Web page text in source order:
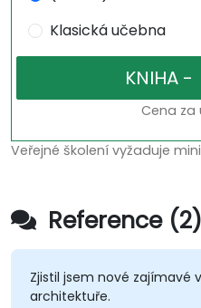
Klasická učebna
Cena za
Veřejné školení vyžaduje
Reference (2)
Zjistil jsem nové zajímavé
architektuře.